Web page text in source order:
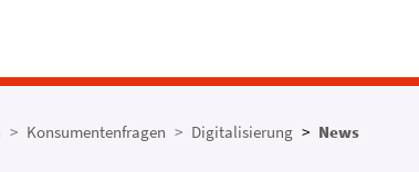
Konsumentenfragen Digitalisierung News